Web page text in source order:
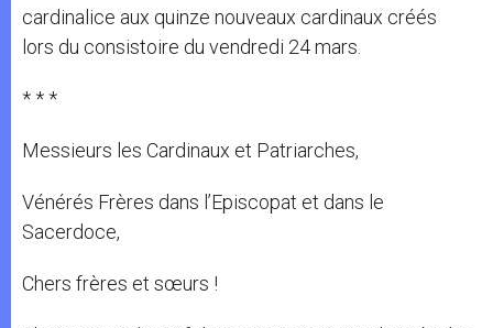
cardinalice aux quinze nouveaux cardinaux créés
lors du consistoire du vendredi 24 mars.
* * *
Messieurs les Cardinaux et Patriarches,
Vénérés Frères dans l’Episcopat et dans le
Sacerdoce,
Chers frères et sœurs !